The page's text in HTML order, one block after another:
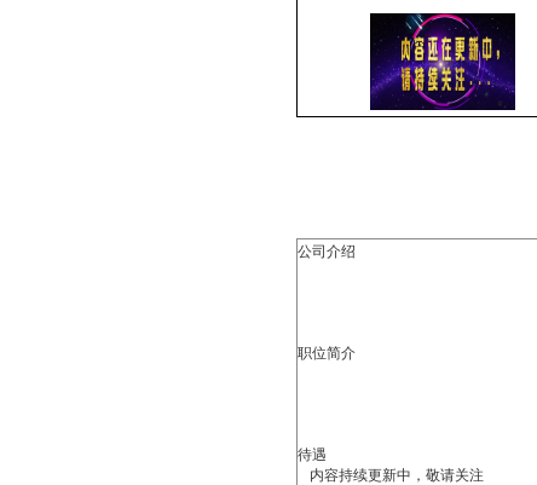
公司介绍
职位简介
待遇
内容持续更新中，敬请关注